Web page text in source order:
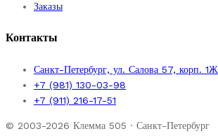
Заказы
Контакты
Санкт-Петербург, ул. Салова 57, корп. 1Ж
+7 (981) 130-03-98
+7 (911) 216-17-51
© 2003-2026 Клемма 505 · Санкт-Петербург